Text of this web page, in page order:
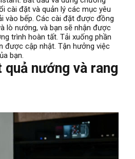
cài đặt và quản lý các mục yêu
vào bếp. Các cài đặt được đồng
lò nướng, và bạn sẽ nhận được
trình hoàn tất. Tải xuống phần
được cập nhật. Tận hưởng việc
bạn.
nướng và rang